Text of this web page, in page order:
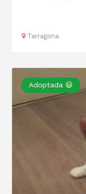
Tarragona
Adoptada 😃